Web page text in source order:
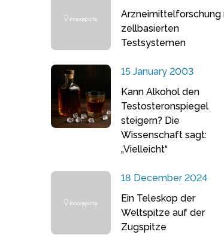
Arzneimittelforschung
zellbasierten
Testsystemen
15 January 2003
Kann Alkohol den
Testosteronspiegel
steigern? Die
Wissenschaft sagt:
„Vielleicht“
18 December 2024
Ein Teleskop der
Weltspitze auf der
Zugspitze